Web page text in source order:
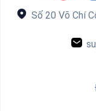
Số 20 Võ Chí